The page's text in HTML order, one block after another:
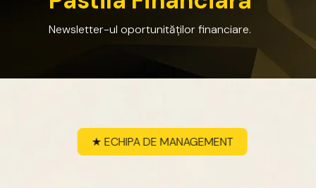
Newsletter-ul oportunităților financiare.
ECHIPADEMANAGEMENT